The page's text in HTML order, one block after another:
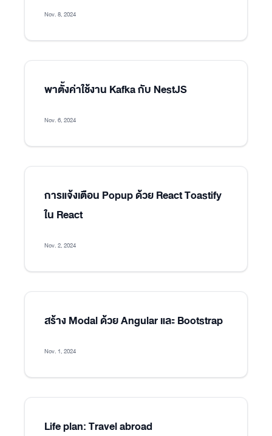
Nov. 8, 2024
พาตั้งค่าใช้งาน Kafka กับ NestJS
Nov. 6, 2024
การแจ้งเตือน Popup ด้วย React Toastify
ใน React
Nov. 2, 2024
สร้าง Modal ด้วย Angular และ Bootstrap
Nov. 1, 2024
Life plan: Travel abroad